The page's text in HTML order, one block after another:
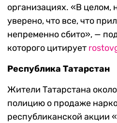
организациях. «В целом,
уверено, что все, что
непременно сбито», —
которого цитирует
Республика Татарстан
Жители Татарстана
полицию о продаже
республиканской акции